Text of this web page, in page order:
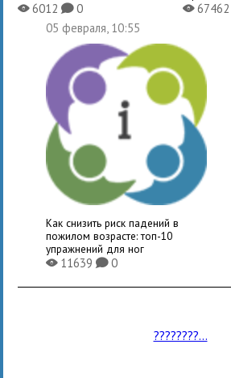
X6012K0
X67462
05 февраля, 10:55
Как снизить риск падений в
пожилом возрасте: топ-10
упражнений для ног
X11639K0
????????...